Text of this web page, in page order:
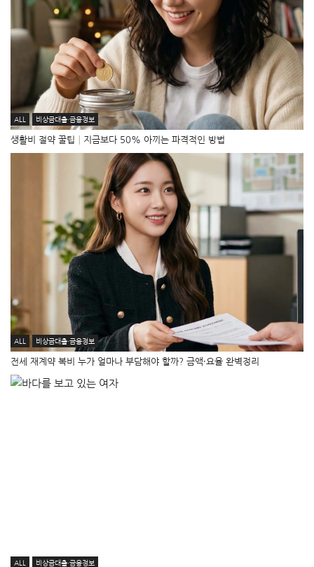
ALL 비상금대출·금융정보
생활비 절약 꿀팁│지금보다 50% 아끼는 파격적인 방법
ALL 비상금대출·금융정보
전세 재계약 복비 누가 얼마나 부담해야 할까? 금액·요율 완벽정리
ALL 비상금대출·금융정보